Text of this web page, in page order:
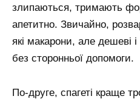
злипаються, тримають
апетитно. Звичайно,
які макарони, але дешеві
без сторонньої допомоги.
По-друге, спагеті краще